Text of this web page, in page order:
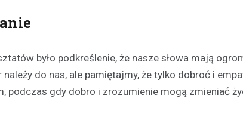
było podkreślenie, że nasze słowa mają
należy do nas, ale pamiętajmy, że tylko dobroć i
podczas gdy dobro i zrozumienie mogą zmieniać